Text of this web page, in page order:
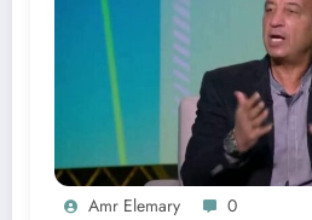
Amr Elemary 0